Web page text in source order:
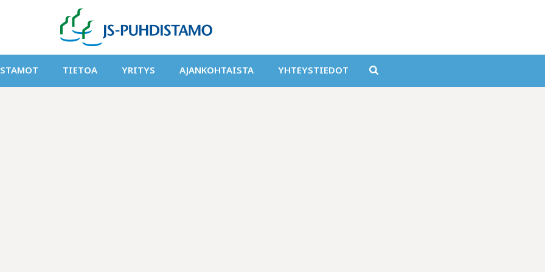
TIETOA YRITYS AJANKOHTAISTA YHTEYSTIEDOT